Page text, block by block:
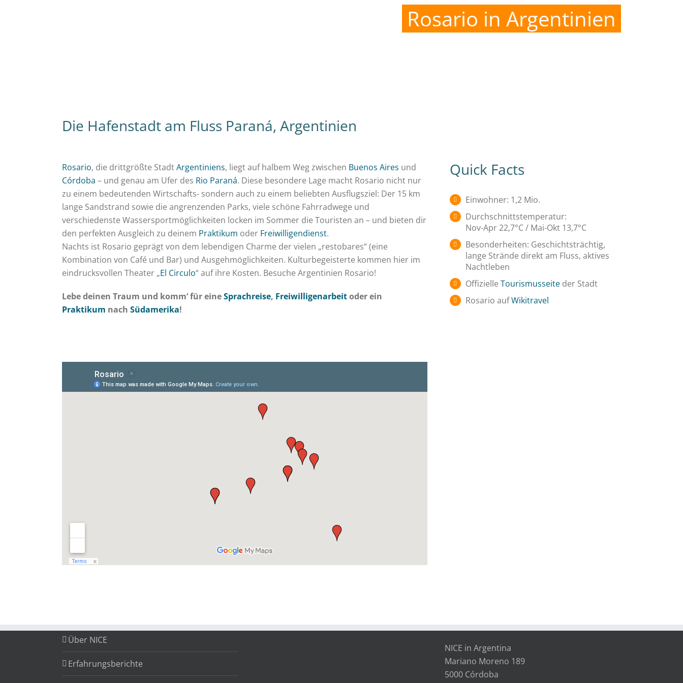
Rosario in Argentinien
Die Hafenstadt am Fluss Paraná, Argentinien
Rosario, die drittgrößte StadtArgentiniens, liegt auf halbem Weg zwischen Buenos Aires und
Córdoba – und genau am Ufer des Rio Paraná. Diese besondere Lage macht Rosario nicht nur
zu einem bedeutenden Wirtschafts- sondern auch zu einem beliebten Ausflugsziel: Der 15 km
lange Sandstrand sowie die angrenzenden Parks, viele schöne Fahrradwege und
verschiedenste Wassersportmöglichkeiten locken im Sommer die Touristen an – und bieten dir
den perfekten Ausgleich zu deinem Praktikum oder Freiwilligendienst.
Nachts ist Rosario geprägt von dem lebendigen Charme der vielen „restobares“ (eine
Kombination von Café und Bar) und Ausgehmöglichkeiten. Kulturbegeisterte kommen hier im
eindrucksvollen Theater „El Circulo“ auf ihre Kosten. Besuche Argentinien Rosario!
Lebe deinen Traum und komm‘ für eineSprachreise, Freiwilligenarbeitoder ein
Praktikum nach Südamerika!
Quick Facts
Einwohner: 1,2 Mio.
Durchschnittstemperatur:
Nov-Apr 22,7°C / Mai-Okt 13,7°C
Besonderheiten: Geschichtsträchtig,
lange Strände direkt am Fluss, aktives
Nachtleben
Offizielle Tourismusseiteder Stadt
Rosario aufWikitravel
Über NICE
Erfahrungsberichte
NICE in Argentina
Mariano Moreno 189
5000 Córdoba